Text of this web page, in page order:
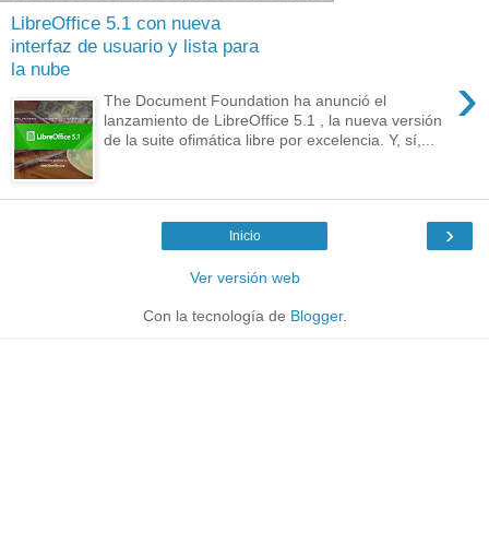
LibreOffice 5.1 con nueva
interfaz de usuario y lista para
la nube
›
The Document Foundation ha anunció el
lanzamiento de LibreOffice 5.1 , la nueva versión
de la suite ofimática libre por excelencia. Y, sí,...
›
Inicio
Ver versión web
Con la tecnología de Blogger.